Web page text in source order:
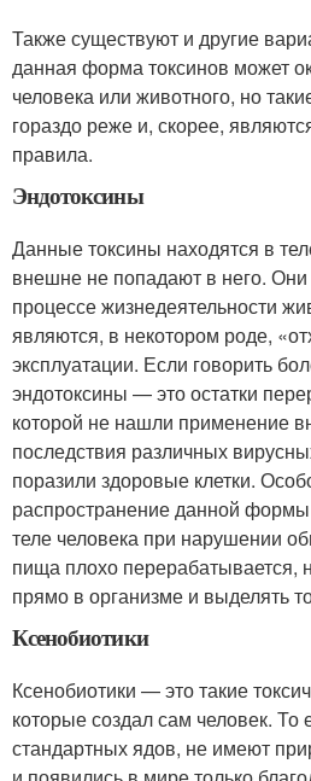
Также существуют и другие
данная форма токсинов может
человека или животного, но
гораздо реже и, скорее,
правила.
Эндотоксины
Данные токсины находятся в
внешне не попадают в него.
процессе жизнедеятельности
являются, в некотором роде,
эксплуатации. Если говорить
эндотоксины — это остатки
которой не нашли применение
последствия различных
поразили здоровые клетки.
распространение данной
теле человека при нарушении
пища плохо перерабатывается,
прямо в организме и выделять
Ксенобиотики
Ксенобиотики — это такие
которые создал сам человек. То
стандартных ядов, не имеют